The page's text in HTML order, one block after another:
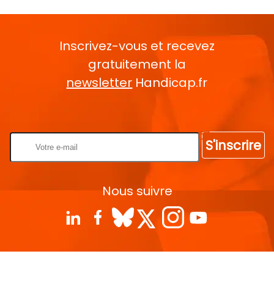
Inscrivez-vous et recevez
gratuitement la
newsletter Handicap.fr
S'inscrire
Nous suivre